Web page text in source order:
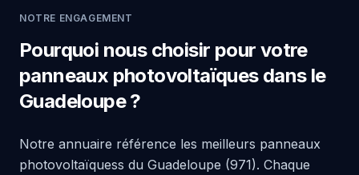
NOTRE ENGAGEMENT
Pourquoi nous choisir pour votre
panneaux photovoltaïques dans le
Guadeloupe ?
Notre annuaire référence les meilleurs panneaux
photovoltaïquess du Guadeloupe (971). Chaque